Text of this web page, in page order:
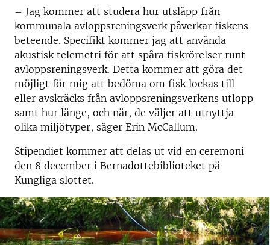
– Jag kommer att studera hur utsläpp från
kommunala avloppsreningsverk påverkar fiskens
beteende. Specifikt kommer jag att använda
akustisk telemetri för att spåra fiskrörelser runt
avloppsreningsverk. Detta kommer att göra det
möjligt för mig att bedöma om fisk lockas till
eller avskräcks från avloppsreningsverkens utlopp
samt hur länge, och när, de väljer att utnyttja
olika miljötyper, säger Erin McCallum.
Stipendiet kommer att delas ut vid en ceremoni
den 8 december i Bernadottebiblioteket på
Kungliga slottet.